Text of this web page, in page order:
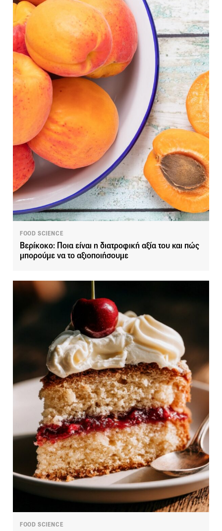
FOOD SCIENCE
Βερίκοκο: Ποια είναι η διατροφική αξία του και πώς
μπορούμε να το αξιοποιήσουμε
FOOD SCIENCE